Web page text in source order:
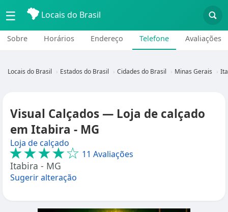
☰ Locais do Brasil
Sobre Horários Endereço Telefone Avaliações
Locais do Brasil Estados do Brasil Cidades do Brasil Minas Gerais
Visual Calçados — Loja de calçado
em Itabira - MG
Loja de calçado
★★★★☆ 11 Avaliações
Itabira - MG
Sugerir alteração